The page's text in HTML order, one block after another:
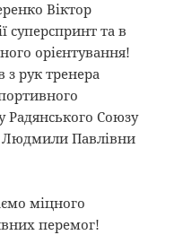
Віктор
суперспринт та в
орієнтування!
рук тренера
Радянського Союзу
Людмили Павлівни
міцного
перемог!